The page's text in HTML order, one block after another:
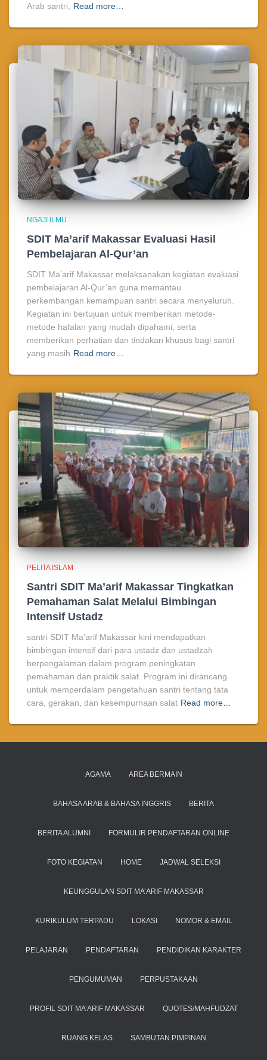
Arab santri,
Read more…
NGAJI ILMU
SDIT Ma’arif Makassar Evaluasi Hasil
Pembelajaran Al-Qur’an
SDIT Ma’arif Makassar melaksanakan kegiatan evaluasi
pembelajaran Al-Qur’an guna memantau
perkembangan kemampuan santri secara menyeluruh.
Kegiatan ini bertujuan untuk memberikan metode-
metode hafalan yang mudah dipahami, serta
memberikan perhatian dan tindakan khusus bagi santri
yang masih Read more…
PELITA ISLAM
Santri SDIT Ma’arif Makassar Tingkatkan
Pemahaman Salat Melalui Bimbingan
Intensif Ustadz
santri SDIT Ma’arif Makassar kini mendapatkan
bimbingan intensif dari para ustadz dan ustadzah
berpengalaman dalam program peningkatan
pemahaman dan praktik salat. Program ini dirancang
untuk memperdalam pengetahuan santri tentang tata
cara, gerakan, dan kesempurnaan salat Read more…
AGAMA AREA BERMAIN
BAHASA ARAB & BAHASA INGGRIS BERITA
BERITA ALUMNI FORMULIR PENDAFTARAN ONLINE
FOTO KEGIATAN HOME JADWAL SELEKSI
KEUNGGULAN SDIT MA’ARIF MAKASSAR
KURIKULUM TERPADU LOKASI NOMOR & EMAIL
PELAJARAN PENDAFTARAN PENDIDIKAN KARAKTER
PENGUMUMAN PERPUSTAKAAN
PROFIL SDIT MA’ARIF MAKASSAR QUOTES/MAHFUDZAT
RUANG KELAS SAMBUTAN PIMPINAN